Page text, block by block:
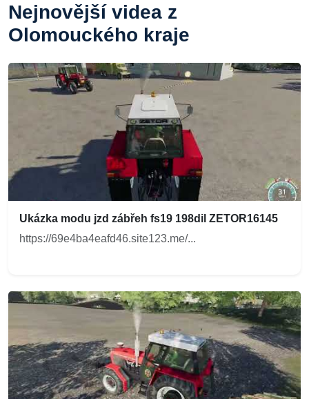
Nejnovější videa z
Olomouckého kraje
Ukázka modu jzd zábřeh fs19 198dil ZETOR16145
https://69e4ba4eafd46.site123.me/...